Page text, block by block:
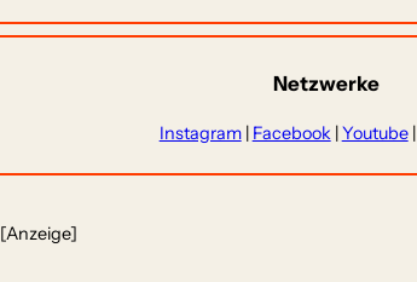
Netzwerke
Instagram| Facebook |Youtube|
[Anzeige]